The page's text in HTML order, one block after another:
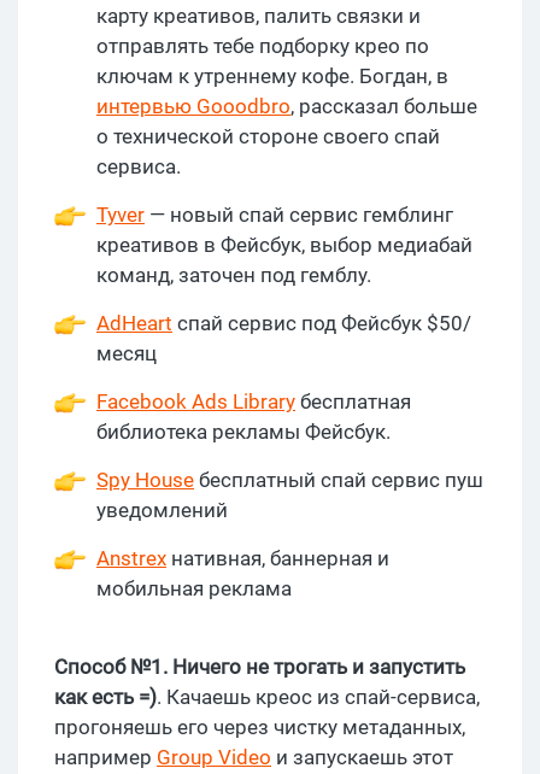
карту креативов, палить связки и
отправлять тебе подборку крео по
ключам к утреннему кофе. Богдан, в
интервью Gooodbro, рассказал больше
о технической стороне своего спай
сервиса.
Tyver — новый спай сервис гемблинг
креативов в Фейсбук, выбор медиабай
команд, заточен под гемблу.
AdHeart спай сервис под Фейсбук $50/
месяц
Facebook Ads Library бесплатная
библиотека рекламы Фейсбук.
Spy House бесплатный спай сервис пуш
уведомлений
Anstrex нативная, баннерная и
мобильная реклама
Способ №1. Ничего не трогать и запустить
как есть =). Качаешь креос из спай-сервиса,
прогоняешь его через чистку метаданных,
например Group Video и запускаешь этот